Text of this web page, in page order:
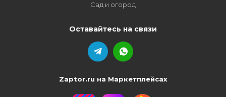
Сад и огород
Оставайтесь на связи
Zaptor.ru на Маркетплейсах